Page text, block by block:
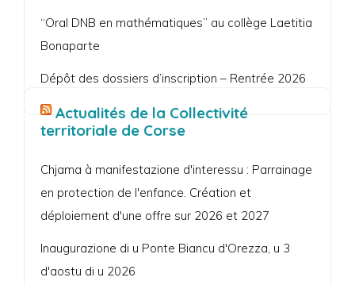
“Oral DNB en mathématiques” au collège Laetitia
Bonaparte
Dépôt des dossiers d’inscription – Rentrée 2026
Actualités de la Collectivité
territoriale de Corse
Chjama à manifestazione d'interessu : Parrainage
en protection de l'enfance. Création et
déploiement d'une offre sur 2026 et 2027
Inaugurazione di u Ponte Biancu d'Orezza, u 3
d'aostu di u 2026